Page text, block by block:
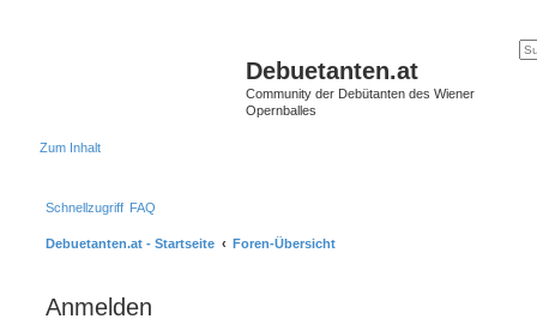
Debuetanten.at
Community der Debütanten des Wiener
Opernballes
Zum Inhalt
Schnellzugriff FAQ
Debuetanten.at - Startseite Foren-Übersicht
Anmelden